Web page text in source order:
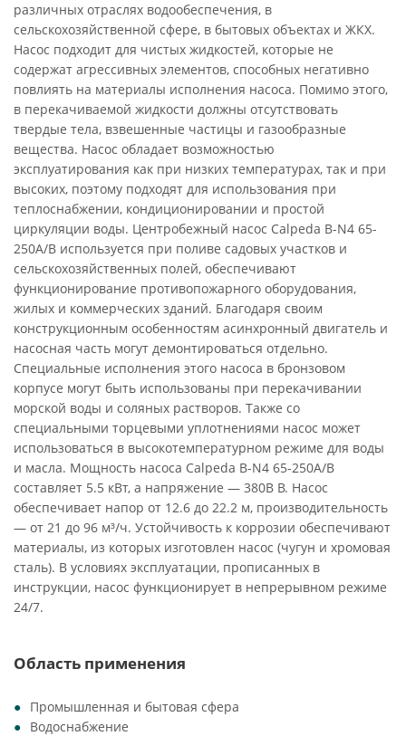
различных отраслях водообеспечения, в
сельскохозяйственной сфере, в бытовых объектах и ЖКХ.
Насос подходит для чистых жидкостей, которые не
содержат агрессивных элементов, способных негативно
повлиять на материалы исполнения насоса. Помимо этого,
в перекачиваемой жидкости должны отсутствовать
твердые тела, взвешенные частицы и газообразные
вещества. Насос обладает возможностью
эксплуатирования как при низких температурах, так и при
высоких, поэтому подходят для использования при
теплоснабжении, кондиционировании и простой
циркуляции воды. Центробежный насос Calpeda B-N4 65-
250A/B используется при поливе садовых участков и
сельскохозяйственных полей, обеспечивают
функционирование противопожарного оборудования,
жилых и коммерческих зданий. Благодаря своим
конструкционным особенностям асинхронный двигатель и
насосная часть могут демонтироваться отдельно.
Специальные исполнения этого насоса в бронзовом
корпусе могут быть использованы при перекачивании
морской воды и соляных растворов. Также со
специальными торцевыми уплотнениями насос может
использоваться в высокотемпературном режиме для воды
и масла. Мощность насоса Calpeda B-N4 65-250A/B
составляет 5.5 кВт, а напряжение — 380В В. Насос
обеспечивает напор от 12.6 до 22.2 м, производительность
— от 21 до 96 м³/ч. Устойчивость к коррозии обеспечивают
материалы, из которых изготовлен насос (чугун и хромовая
сталь). В условиях эксплуатации, прописанных в
инструкции, насос функционирует в непрерывном режиме
24/7.
Область применения
Промышленная и бытовая сфера
Водоснабжение